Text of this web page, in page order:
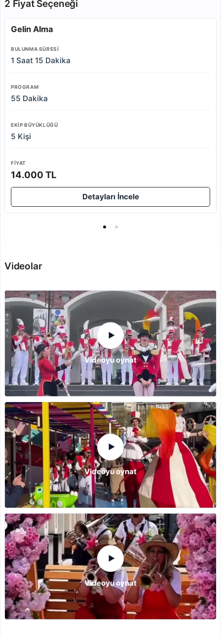
2 Fiyat Seçeneği
Gelin Alma
BULUNMA SÜRESI
1 Saat 15 Dakika
PROGRAM
55 Dakika
EKIP BÜYÜKLÜĞÜ
5 Kişi
FIYAT
14.000 TL
Detayları İncele
Videolar
▶
Videoyu oynat
▶
Videoyu oynat
▶
Videoyu oynat